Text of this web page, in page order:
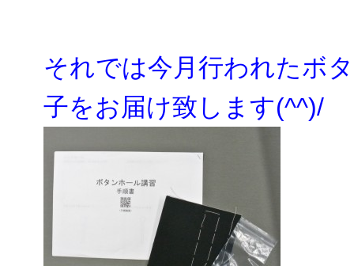
それでは今月行われたボ
子をお届け致します(^^)/